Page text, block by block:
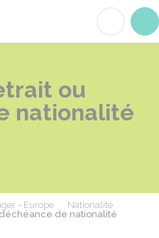
ou
nationalité
- Europe
Nationalité
de nationalité